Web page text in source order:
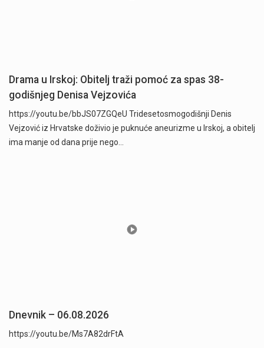
Drama u Irskoj: Obitelj traži pomoć za spas 38-
godišnjeg Denisa Vejzovića
https://youtu.be/bbJS07ZGQeU Tridesetosmogodišnji Denis
Vejzović iz Hrvatske doživio je puknuće aneurizme u Irskoj, a obitelj
ima manje od dana prije nego…
Dnevnik – 06.08.2026
https://youtu.be/Ms7A82drFtA